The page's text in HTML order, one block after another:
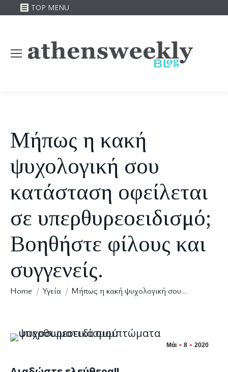
TOP MENU
Μήπως η κακή
ψυχολογική σου
κατάσταση οφείλεται
σε υπερθυρεοειδισμό;
Βοηθήστε φίλους και
συγγενείς.
You are here:
Home Υγεία Μήπως η κακή ψυχολογική σου…
Μάι 8 2020